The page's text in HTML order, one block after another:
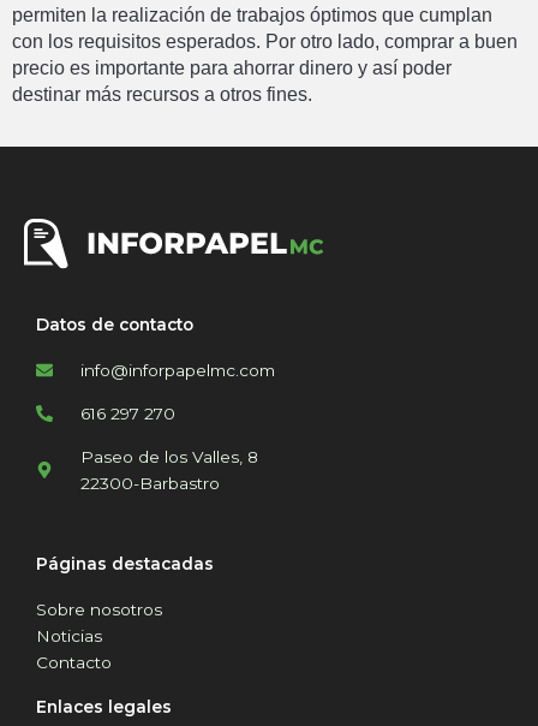
permiten la real ización de trabajos óptimos que cumplan
con los requisitos esperados. Por otro ado, comprar a buen
precio es importante para ahorrar dinero y así poder
destinar más recursos a otros fines.
Datos de contacto
info@inforpapelmc.com
616 297 270
Paseo de los Valles, 8
22300-Barbastro
Páginas destacadas
Sobre nosotros
Noticias
Contacto
Enlaces legales